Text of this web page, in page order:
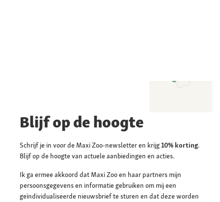
Blijf op de hoogte
Schrijf je in voor de Maxi Zoo-newsletter en krijg10% korting.
Blijf op de hoogte van actuele aanbiedingen en acties.
Ik ga ermee akkoord dat Maxi Zoo en haar partners mijn
persoonsgegevens en informatie gebruiken om mij een
geïndividualiseerde nieuwsbrief te sturen en dat deze worden